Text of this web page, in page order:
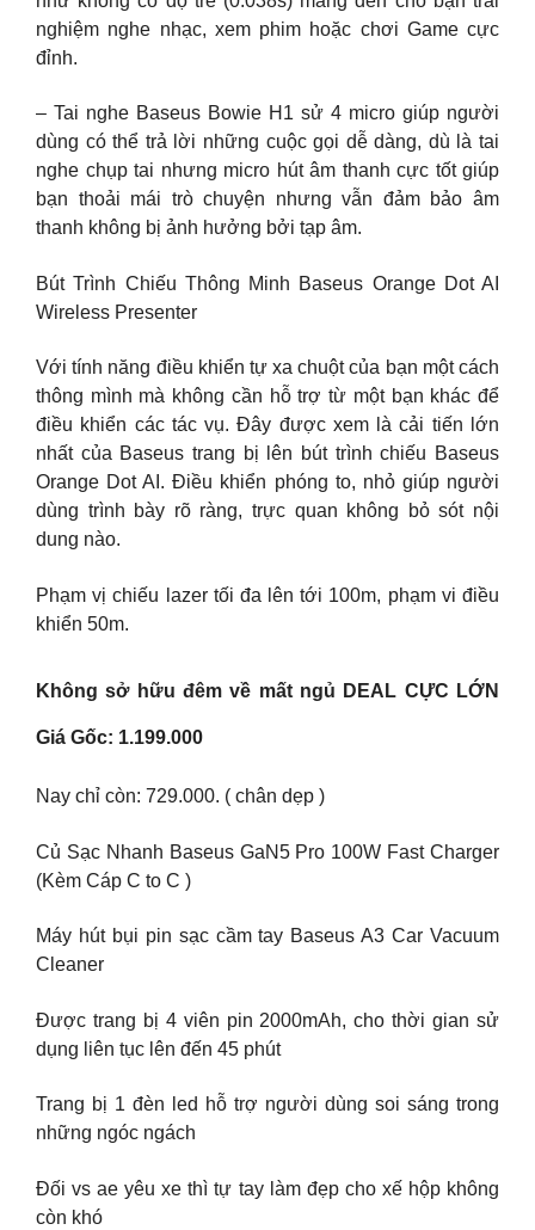
nghiệm nghe nhạc, xem phim hoặc chơi Game cực
đỉnh.
– Tai nghe Baseus Bowie H1 sử 4 micro giúp người
dùng có thể trả lời những cuộc gọi dễ dàng, dù là tai
nghe chụp tai nhưng micro hút âm thanh cực tốt giúp
bạn thoải mái trò chuyện nhưng vẫn đảm bảo âm
thanh không bị ảnh hưởng bởi tạp âm.
Bút Trình Chiếu Thông Minh Baseus Orange Dot AI
Wireless Presenter
Với tính năng điều khiển tự xa chuột của bạn một cách
thông mình mà không cần hỗ trợ từ một bạn khác để
điều khiển các tác vụ. Đây được xem là cải tiến lớn
nhất của Baseus trang bị lên bút trình chiếu Baseus
Orange Dot AI. Điều khiển phóng to, nhỏ giúp người
dùng trình bày rõ ràng, trực quan không bỏ sót nội
dung nào.
Phạm vị chiếu lazer tối đa lên tới 100m, phạm vi điều
khiển 50m.
Không sở hữu đêm về mất ngủ DEAL CỰC LỚN
Giá Gốc: 1.199.000
Nay chỉ còn: 729.000. ( chân dẹp )
Củ Sạc Nhanh Baseus GaN5 Pro 100W Fast Charger
(Kèm Cáp C to C )
Máy hút bụi pin sạc cầm tay Baseus A3 Car Vacuum
Cleaner
Được trang bị 4 viên pin 2000mAh, cho thời gian sử
dụng liên tục lên đến 45 phút
Trang bị 1 đèn led hỗ trợ người dùng soi sáng trong
những ngóc ngách
Đối vs ae yêu xe thì tự tay làm đẹp cho xế hộp không
còn khó